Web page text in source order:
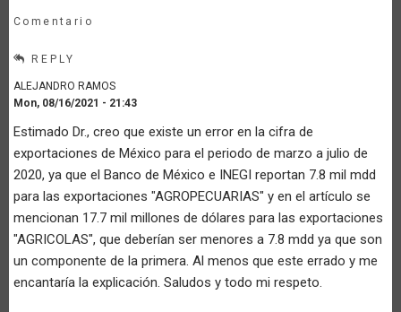
Comentario
REPLY
ALEJANDRO RAMOS
Mon, 08/16/2021 - 21:43
Estimado Dr., creo que existe un error en la cifra de
exportaciones de México para el periodo de marzo a julio de
2020, ya que el Banco de México e INEGI reportan 7.8 mil mdd
para las exportaciones "AGROPECUARIAS" y en el artículo se
mencionan 17.7 mil millones de dólares para las exportaciones
"AGRICOLAS", que deberían ser menores a 7.8 mdd ya que son
un componente de la primera. Al menos que este errado y me
encantaría la explicación. Saludos y todo mi respeto.